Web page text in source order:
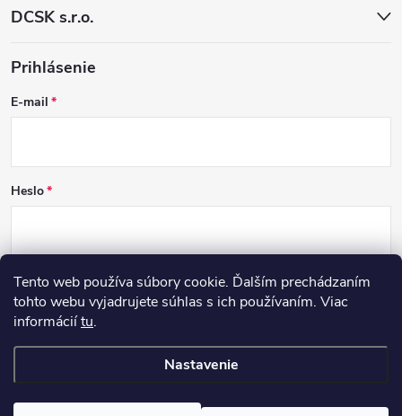
Tento web používa súbory cookie. Ďalším prechádzaním
tohto webu vyjadrujete súhlas s ich používaním. Viac
informáciítu.
Nastavenie
DCSK s.r.o.
Prihlásenie
E-mail
Heslo
PRIHLÁSIŤ SA
. Všetky práva vyhradené.